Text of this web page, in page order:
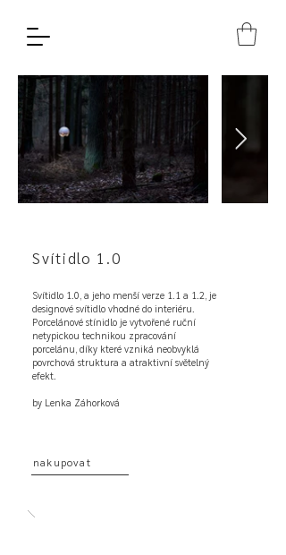
Svítidlo 1.0
Svítidlo 1.0, a jeho menší verze 1.1 a 1.2, je
designové svítidlo vhodné do interiéru.
Porcelánové stínidlo je vytvořené ruční
netypickou technikou zpracování
porcelánu, díky které vzniká neobvyklá
povrchová struktura a atraktivní světelný
efekt.
by Lenka Záhorková
nakupovat